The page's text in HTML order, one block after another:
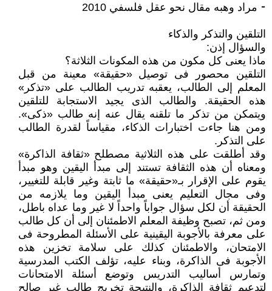
⁃ مراد وهبه مقال نحو عقل فلسفي 2010
التلقين والتذكر والذكاء
والسؤال إذن:
ماذا يعنى كل مكون من هذه المكونات الثلاثة؟
التلقين محصور فى توصيل «حقيقة» معينة من قبل
المعلم إلى الطالب، يعقبه تدريب الطالب على «تذكر»
هذه الحقيقة. والطالب الذى يجيد الاستجابة للتلقين
ويتمكن من تذكر ما تلقنه يقال عنه إنه طالب «ذكى».
ومن هنا جاءت اختبارات الذكاء، مقياساً لقدرة الطالب
على التذكر.
وقد أطلقت على هذه الثلاثية مصطلح «ثقافة الذاكرة»
ومعناه أن هذه الثقافة تستند إلى مبدأ اليقين وهو مبدأ
يقوم على الإقرار بـ«حقيقة» ما ثابتة وغير قابلة للتغيير،
وفى مجال التعليم يعنى مبدأ اليقين وما يلازمه من
الحقيقة أن لكل سؤال جواباً واحداً لا غير وما عداه باطل،
ومن ثم، تصبح وظيفة المعلم الاطمئنان إلى أن كل طالب
على معرفة بالأجوبة اليقينية على الأسئلة المطروحة فى
الامتحان، والاطمئنان كذلك على سلامة تخزين هذه
الأجوبة فى الذاكرة، وبناء عليه، تؤلف الكتب المدرسية
وتمارس أساليب التدريس وتوضع أسئلة الامتحانات
لتدعيم ثقافة الذاكرة، والنتيجة تخريج طالب غير صالح